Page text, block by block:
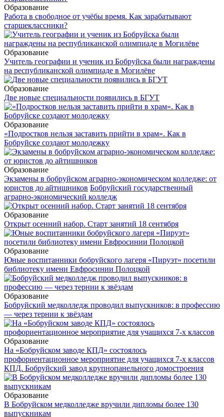
Образование
Работа в свободное от учёбы время. Как зарабатывают
старшеклассники?
Образование
Учитель географии и ученик из Бобруйска были награждены
на республиканской олимпиаде в Могилёве
Образование
Две новые специальности появились в БГУТ
Образование
«Подростков нельзя заставить прийти в храм». Как в
Бобруйске создают молодежку
Образование
Экзамены в бобруйском аграрно-экономическом колледже: от
юристов до айтишников Бобруйский государственный
аграрно-экономический колледж
Образование
Открыт осенний набор. Старт занятий 18 сентября
Образование
Юные воспитанники бобруйского лагеря «Пируэт» посетили
библиотеку имени Евфросинии Полоцкой
Образование
Бобруйский медколледж проводил выпускников: в профессию
— через тернии к звёздам
Образование
На «Бобруйском заводе КПД» состоялось
профориентационное мероприятие для учащихся 7-х классов
КПД. Бобруйский завод крупнопанельного домостроения
Образование
В Бобруйском медколледже вручили дипломы более 130
выпускникам